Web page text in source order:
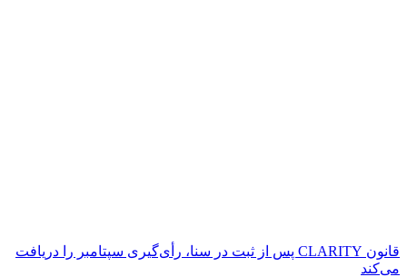
قانون CLARITY پس از ثبت در سنا، رأی‌گیری سپتامبر را دریافت
می‌کند